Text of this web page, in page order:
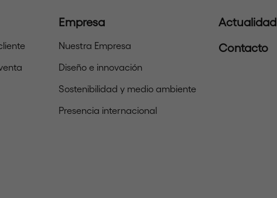
Empresa
Nuestra Empresa
Diseño e innovación
Sostenibilidad y medio ambiente
Presencia internacional
Actualidad
Contacto